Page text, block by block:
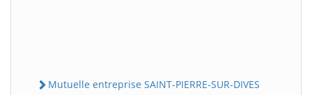
Mutuelle entreprise SAINT-PIERRE-SUR-DIVES